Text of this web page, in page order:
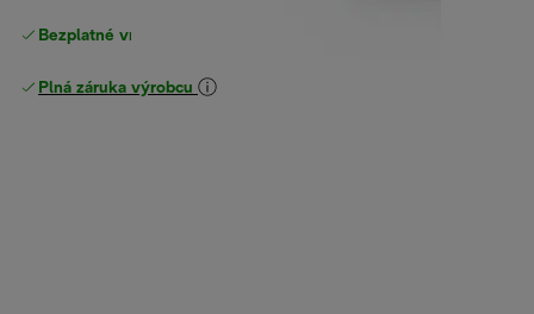
Bezplatné vrátenie tovaru
Plná záruka výrobcu